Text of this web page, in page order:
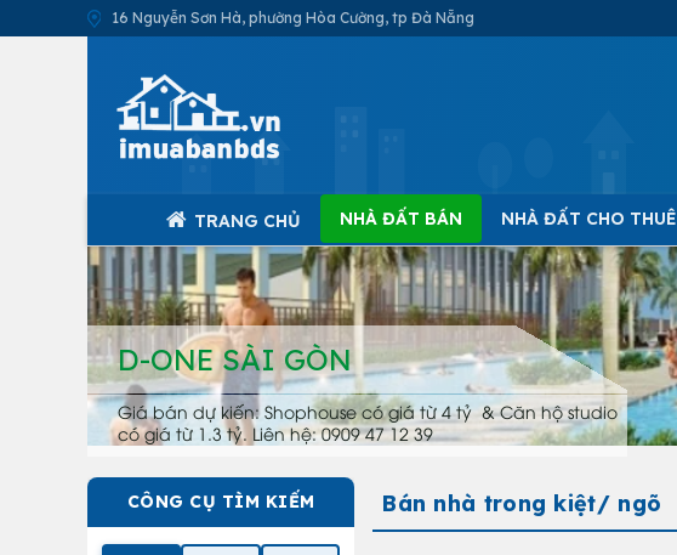
16 Nguyễn Sơn Hà, phường Hòa Cường, tp Đà Nẵng
TRANG CHỦ NHÀ ĐẤT BÁN NHÀ ĐẤT CHO THUÊ
D-ONE SÀI GÒN
Giá bán dự kiến: Shophouse có giá từ 4 tỷ & Căn hộ studio
có giá từ 1.3 tỷ. Liên hệ: 0909 47 12 39
CÔNG CỤ TÌM KIẾM Bán nhà trong kiệt/ ngõ